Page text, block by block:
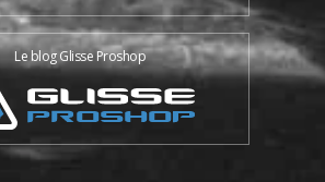
Le blog Glisse Proshop